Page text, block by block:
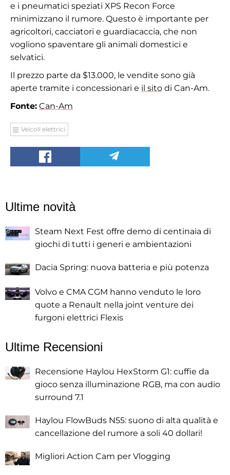
e i pneumatici speziati XPS Recon Force
minimizzano il rumore. Questo è importante per
agricoltori, cacciatori e guardiacaccia, che non
vogliono spaventare gli animali domestici e
selvatici.
Il prezzo parte da $13.000, le vendite sono già
aperte tramite i concessionari e il sito di Can-Am.
Fonte: Can-Am
Veicoli elettrici
Ultime novità
Steam Next Fest offre demo di centinaia di
giochi di tutti i generi e ambientazioni
Dacia Spring: nuova batteria e più potenza
Volvo e CMA CGM hanno venduto le loro
quote a Renault nella joint venture dei
furgoni elettrici Flexis
Ultime Recensioni
Recensione Haylou HexStorm G1: cuffie da
gioco senza illuminazione RGB, ma con audio
surround 7.1
Haylou FlowBuds N55: suono di alta qualità e
cancellazione del rumore a soli 40 dollari!
Migliori Action Cam per Vlogging